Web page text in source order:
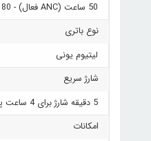
50 ساعت (ANC فعال) - 80 ساعت (ANC خاموش)
نوع باتری
لیتیوم یونی
شارژ سریع
5 دقیقه شارژ برای 4 ساعت پخش موسیقی
امکانات